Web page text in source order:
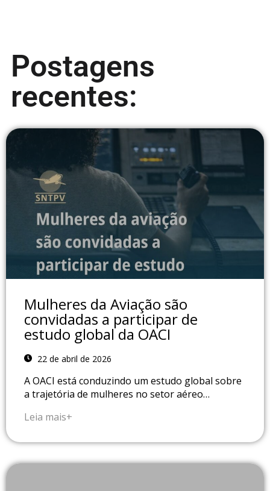
Postagens
recentes:
Mulheres da Aviação são
convidadas a participar de
estudo global da OACI
22 de abril de 2026
A OACI está conduzindo um estudo global sobre
a trajetória de mulheres no setor aéreo…
Leia mais+